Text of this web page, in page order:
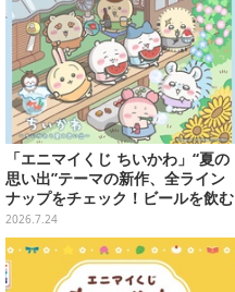
「エニマイくじ ちいかわ」“夏の
思い出”テーマの新作、全ライン
ナップをチェック！ビールを飲む
「くりまんじゅう」ぬいぐるみな
ど
2026.7.24